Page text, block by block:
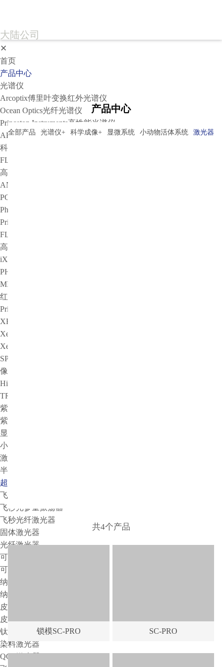
大陆公司
✕
首页
产品中心
光谱仪
Arcoptix傅里叶变换红外光谱仪
Ocean Optics光纤光谱仪
Princeton Instruments高性能光谱仪
APE光谱仪
科学成像
FLIM相机
高灵敏相机
ANDOR
PCO
PhotoMetrics
Princeton Instruments
FLI
高速相机
iX Cameras
PHANTOM
MIKROTRON
红外相机
Princeton Instruments
XENICS
Xenics短波红外相机系列产品
Xenics中波红外相机系列产品
SPLG百诺纳
像增强器
HiCATT 高速像增强相机模块
TRiCATT 时间分辨像增强模块
紫外相机
紫外镜头
显微系统
小动物活体系统
激光器
半导体激光器
超连续谱激光器
飞秒放大激光器
飞秒光参量振荡器
飞秒光纤激光器
固体激光器
光纤激光器
可调谐激光器
可调谐滤波系统
纳秒光参量振荡器
纳秒光纤激光器
皮秒光参量振荡器
皮秒可调谐激光器
钛宝石窄线宽可调谐激光器
染料激光器
QCL激光器
产品中心
全部产品 光谱仪+ 科学成像+ 显微系统 小动物活体系统 激光器
共4个产品
锁模SC-PRO SC-PRO